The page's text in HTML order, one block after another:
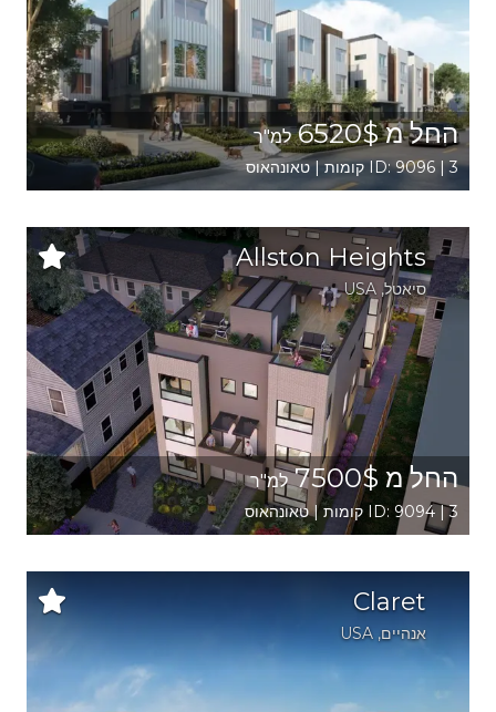
החל מ 6520$ למ"ר
ID: 9096 | 3 קומות | טאונהאוס
Allston Heights
סיאטל,
USA
החל מ 7500$ למ"ר
ID: 9094 | 3 קומות | טאונהאוס
Claret
אנהיים,
USA